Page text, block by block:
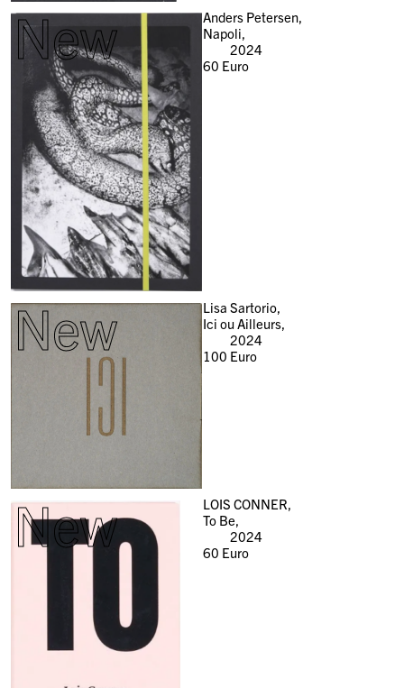
New
Anders Petersen,
Napoli,
2024
60 Euro
New
Lisa Sartorio,
Ici ou Ailleurs,
2024
100 Euro
New
LOIS CONNER,
To Be,
2024
60 Euro